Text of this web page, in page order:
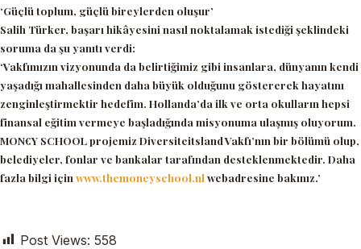
‘Güçlü toplum, güçlü bireylerden oluşur’
Salih Türker, başarı hikâyesini nasıl noktalamak istediği şeklindeki
soruma da şu yanıtı verdi:
‘Vakfımızın vizyonunda da belirtiğimiz gibi insanlara, dünyanın kendi
yaşadığı mahallesinden daha büyük olduğunu göstererek hayatını
zenginleştirmektir hedefim. Hollanda’da ilk ve orta okulların hepsi
finansal eğitim vermeye başladığında misyonuma ulaşmış oluyorum.
MON€Y SCHOOL projemiz Diversiteitsland Vakfı’nın bir bölümü olup,
belediyeler, fonlar ve bankalar tarafından desteklenmektedir. Daha
fazla bilgi için www.themoneyschool.nl webadresine bakınız.’
Post Views: 558